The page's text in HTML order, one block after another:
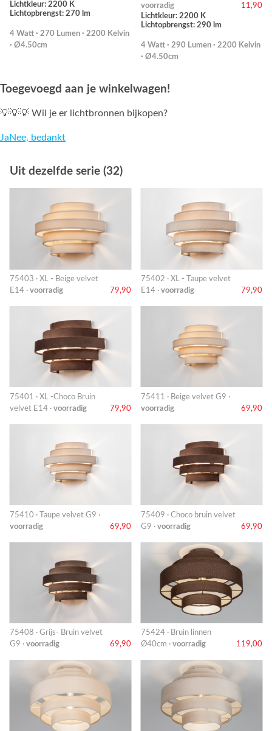
Lichtkleur: 2200 K
Lichtopbrengst: 270 lm
4 Watt · 270 Lumen · 2200 Kelvin
· Ø4.50cm
voorradig
11,90
Lichtkleur: 2200 K
Lichtopbrengst: 290 lm
4 Watt · 290 Lumen · 2200 Kelvin
· Ø4.50cm
Toegevoegd aan je winkelwagen!
💡💡💡 Wil je er lichtbronnen bijkopen?
JaNee, bedankt
Uit dezelfde serie (32)
75403 · XL - Beige velvet
E14 · voorradig 79,90
75402 · XL - Taupe velvet
E14 · voorradig 79,90
75401 · XL -Choco Bruin
velvet E14 · voorradig 79,90
75411 · Beige velvet G9 ·
voorradig
69,90
75410 · Taupe velvet G9 ·
voorradig
69,90
75409 · Choco bruin velvet
G9 · voorradig 69,90
75408 · Grijs- Bruin velvet
G9 · voorradig 69,90
75424 · Bruin linnen
Ø40cm · voorradig 119,00